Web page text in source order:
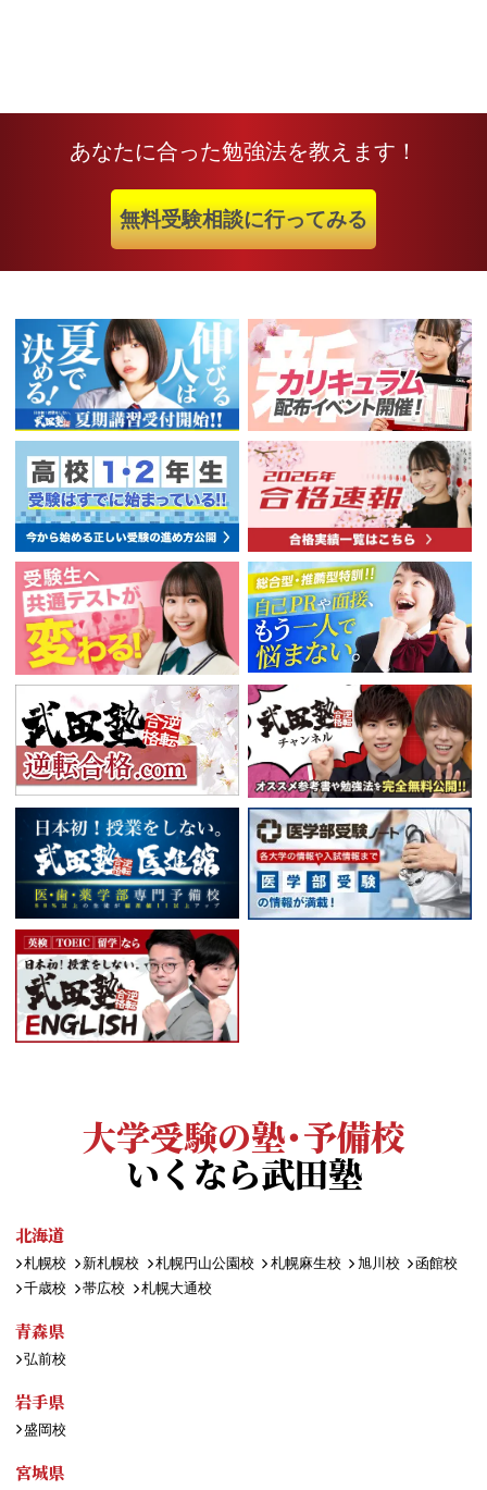
あなたに合った勉強法を教えます！
無料受験相談に行ってみる
大学受験の塾・予備校
いくなら武田塾
北海道
札幌校 新札幌校 札幌円山公園校 札幌麻生校 旭川校
函館校
千歳校
帯広校 札幌大通校
青森県
弘前校
岩手県
盛岡校
宮城県